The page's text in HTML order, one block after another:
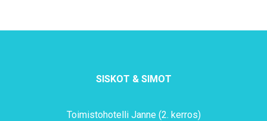
SISKOT & SIMOT
Toimistohotelli Janne (2. kerros)